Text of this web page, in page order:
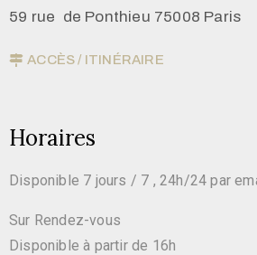
59 rue de Ponthieu 75008 Paris
ACCÈS / ITINÉRAIRE
Horaires
Disponible 7 jours / 7 , 24h/24 par
Sur Rendez-vous
Disponible à partir de 16h